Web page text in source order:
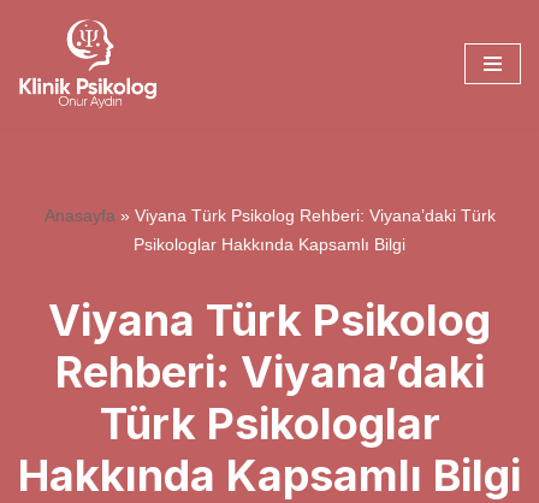
geç
Anasayfa » Viyana Türk Psikolog Rehberi: Viyana’daki Türk
Psikologlar Hakkında Kapsamlı Bilgi
Viyana Türk Psikolog
Rehberi: Viyana’daki
Türk Psikologlar
Hakkında Kapsamlı Bilgi